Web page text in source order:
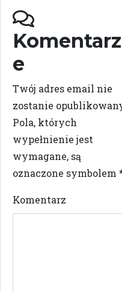
Komentarz
e
Twój adres email nie
zostanie
Pola, których
wypełnienie jest
wymagane, są
oznaczone symbolem
Komentarz